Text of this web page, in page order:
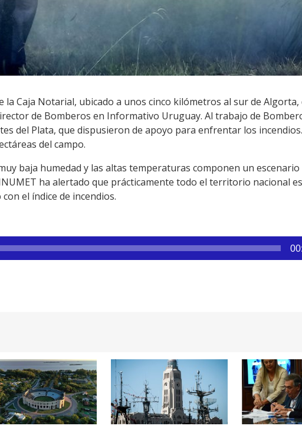
la Caja Notarial, ubicado a unos cinco kilómetros al sur de
de Bomberos en Informativo Uruguay. Al trabajo de
del Plata, que dispusieron de apoyo para enfrentar los
del campo.
baja humedad y las altas temperaturas componen un
ha alertado que prácticamente todo el territorio nacional
el índice de incendios.